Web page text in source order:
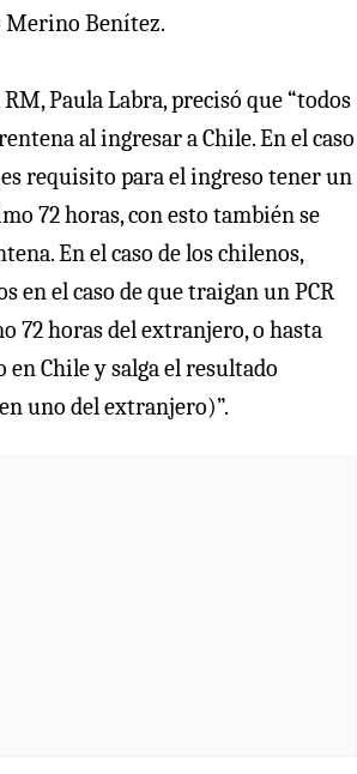
Benítez.
Paula Labra, precisó que “todos
al ingresar a Chile. En el caso
requisito para el ingreso tener un
72 horas, con esto también se
En el caso de los chilenos,
en el caso de que traigan un PCR
72 horas del extranjero, o hasta
en Chile y salga el resultado
uno del extranjero)”.